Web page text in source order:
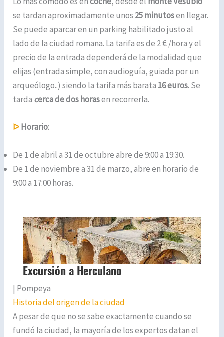
se tardan aproximadamente unos 25 minutosen llegar.
Se puede aparcar en un parking habilitado justo al
lado de la ciudad romana. La tarifa es de 2 € /hora y el
precio de la entrada dependerá de la modalidad que
elijas (entrada simple, con audioguía, guiada por un
arqueólogo..) siendo la tarifa más barata 16 euros. Se
tarda cerca de dos horasen recorrerla.
ᐅHorario:
De 1 de abril a 31 de octubre abre de 9:00 a 19:30.
De 1 de noviembre a 31 de marzo, abre en horario de
9:00 a 17:00 horas.
| Pompeya
Historia del origen de la ciudad
A pesar de que no se sabe exactamente cuando se
fundó la ciudad, la mayoría de los expertos datan el